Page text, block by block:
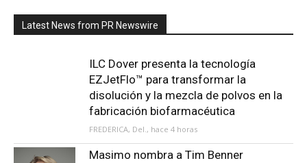
Latest News from PR Newswire
ILC Dover presenta la tecnología
EZJetFlo™ para transformar la
disolución y la mezcla de polvos en la
fabricación biofarmacéutica
FREDERICA, Del., hace 4 horas
Masimo nombra a Tim Benner